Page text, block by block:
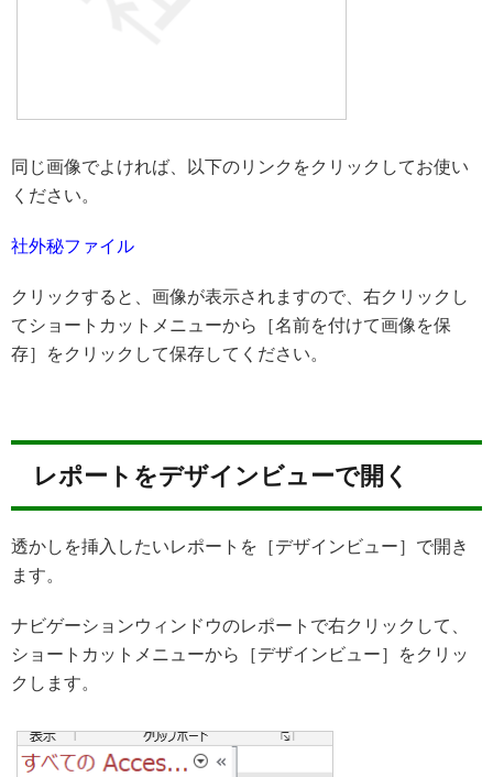
同じ画像でよければ、以下のリンクをクリックしてお使い
ください。
社外秘ファイル
クリックすると、画像が表示されますので、右クリックし
てショートカットメニューから［名前を付けて画像を保
存］をクリックして保存してください。
レポートをデザインビューで開く
透かしを挿入したいレポートを［デザインビュー］で開き
ます。
ナビゲーションウィンドウのレポートで右クリックして、
ショートカットメニューから［デザインビュー］をクリッ
クします。